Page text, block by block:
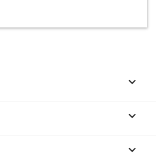


